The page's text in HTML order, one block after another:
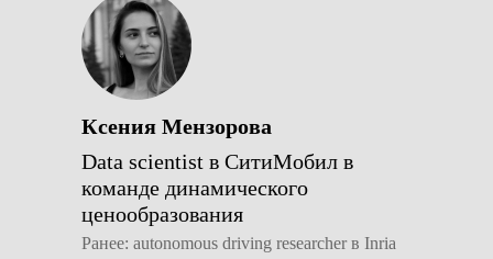
Ксения Мензорова
Data scientist в СитиМобил в
команде динамического
ценообразования
Ранее: autonomous driving researcher в Inria